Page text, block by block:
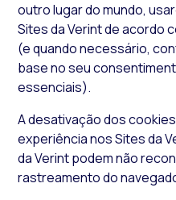
outro lugar do mundo,
Sites da Verint de acordo
(e quando necessário,
base no seu
essenciais).
A desativação doscookies
experiência nos Sites da
da Verint podem não
rastreamento do